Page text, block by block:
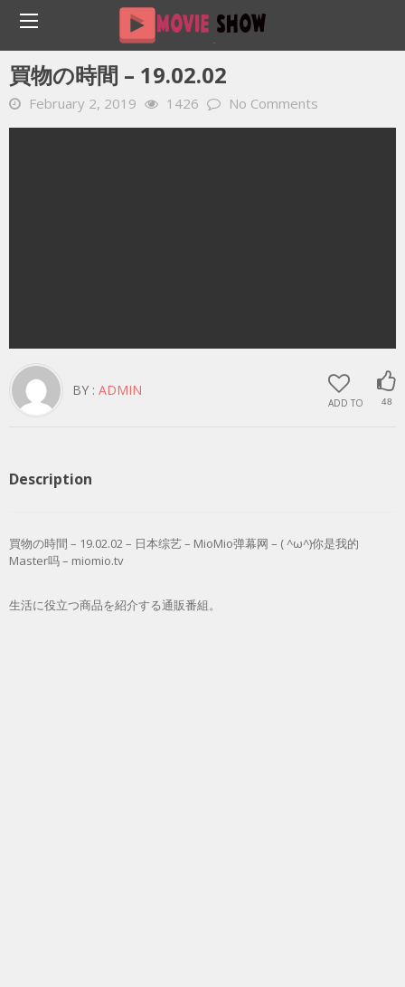
Home YOUTUBE 動画 毎日 買物の時間 – 19.02.02
買物の時間 – 19.02.02
February 2, 2019 1426 No Comments
ADD TO 48
BY : ADMIN
Description
買物の時間 – 19.02.02 – 日本综艺 – MioMio弹幕网 – ( ^ω^)你是我的
Master吗 – miomio.tv
生活に役立つ商品を紹介する通販番組。